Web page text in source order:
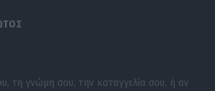
τη γνώμη σου, την καταγγελία σου, ή αν